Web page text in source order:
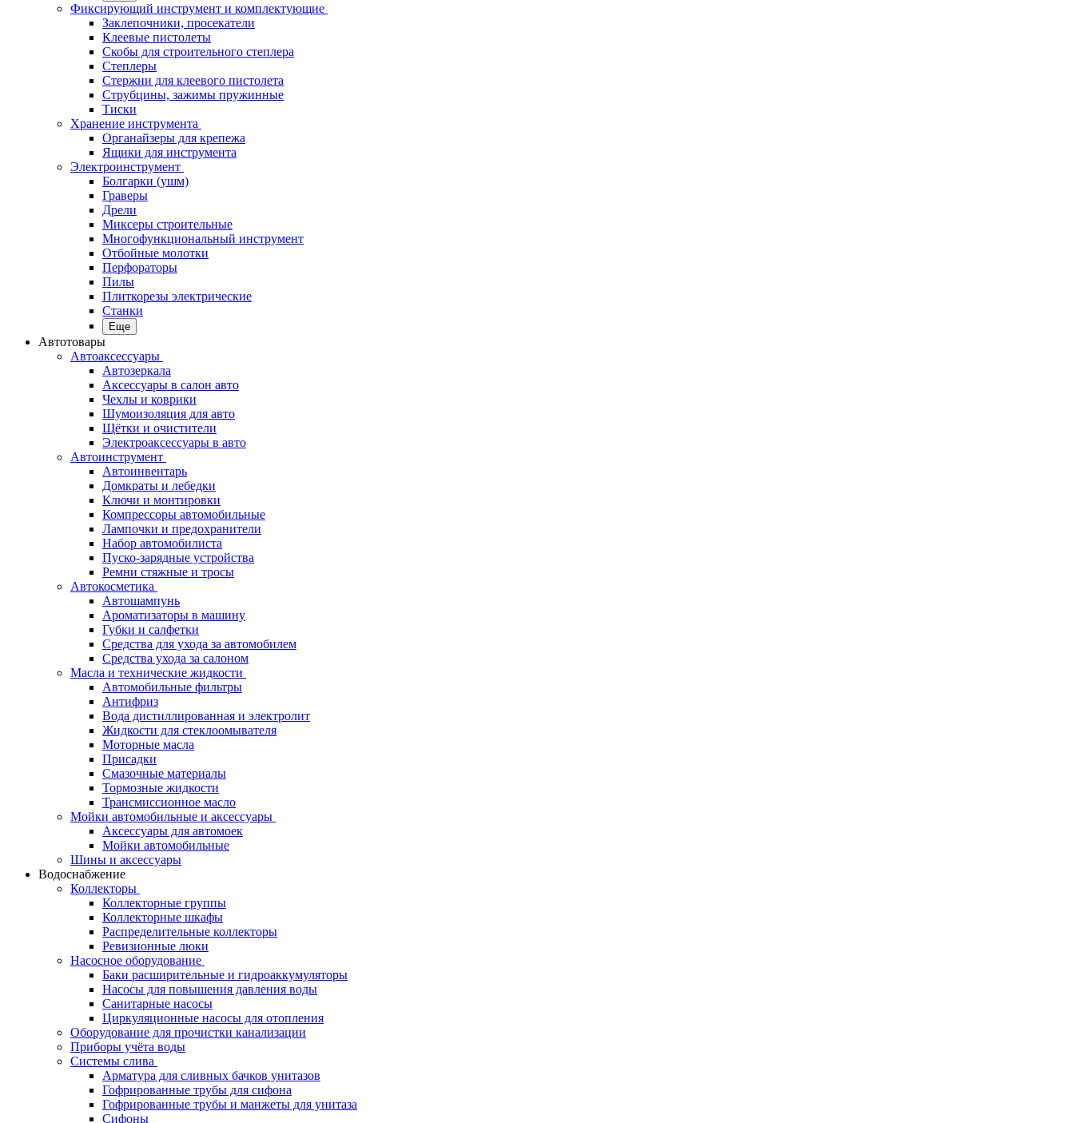
Фиксирующий инструмент и комплектующие
Заклепочники, просекатели
Клеевые пистолеты
Скобы для строительного степлера
Степлеры
Стержни для клеевого пистолета
Струбцины, зажимы пружинные
Тиски
Хранение инструмента
Органайзеры для крепежа
Ящики для инструмента
Электроинструмент
Болгарки (ушм)
Граверы
Дрели
Миксеры строительные
Многофункциональный инструмент
Отбойные молотки
Перфораторы
Пилы
Плиткорезы электрические
Станки
Еще
Автотовары
Автоаксессуары
Автозеркала
Аксессуары в салон авто
Чехлы и коврики
Шумоизоляция для авто
Щётки и очистители
Электроаксессуары в авто
Автоинструмент
Автоинвентарь
Домкраты и лебедки
Ключи и монтировки
Компрессоры автомобильные
Лампочки и предохранители
Набор автомобилиста
Пуско-зарядные устройства
Ремни стяжные и тросы
Автокосметика
Автошампунь
Ароматизаторы в машину
Губки и салфетки
Средства для ухода за автомобилем
Средства ухода за салоном
Масла и технические жидкости
Автомобильные фильтры
Антифриз
Вода дистиллированная и электролит
Жидкости для стеклоомывателя
Моторные масла
Присадки
Смазочные материалы
Тормозные жидкости
Трансмиссионное масло
Мойки автомобильные и аксессуары
Аксессуары для автомоек
Мойки автомобильные
Шины и аксессуары
Водоснабжение
Коллекторы
Коллекторные группы
Коллекторные шкафы
Распределительные коллекторы
Ревизионные люки
Насосное оборудование
Баки расширительные и гидроаккумуляторы
Насосы для повышения давления воды
Санитарные насосы
Циркуляционные насосы для отопления
Оборудование для прочистки канализации
Приборы учёта воды
Системы слива
Арматура для сливных бачков унитазов
Гофрированные трубы для сифона
Гофрированные трубы и манжеты для унитаза
Сифоны